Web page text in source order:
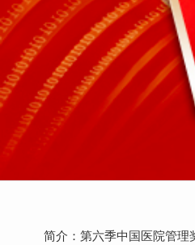
简介：第六季中国医院管理